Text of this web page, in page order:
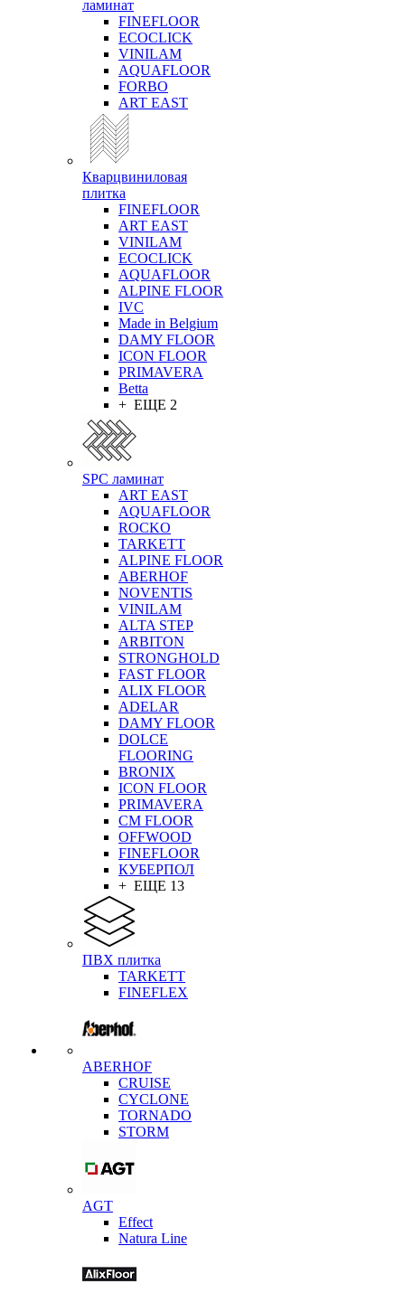
ламинат
FINEFLOOR
ECOCLICK
VINILAM
AQUAFLOOR
FORBO
ART EAST
Кварцвиниловая
плитка
FINEFLOOR
ART EAST
VINILAM
ECOCLICK
AQUAFLOOR
ALPINE FLOOR
IVC
Made in Belgium
DAMY FLOOR
ICON FLOOR
PRIMAVERA
Betta
+ ЕЩЕ 2
SPC ламинат
ART EAST
AQUAFLOOR
ROCKO
TARKETT
ALPINE FLOOR
ABERHOF
NOVENTIS
VINILAM
ALTA STEP
ARBITON
STRONGHOLD
FAST FLOOR
ALIX FLOOR
ADELAR
DAMY FLOOR
DOLCE
FLOORING
BRONIX
ICON FLOOR
PRIMAVERA
CM FLOOR
OFFWOOD
FINEFLOOR
КУБЕРПОЛ
+ ЕЩЕ 13
ПВХ плитка
TARKETT
FINEFLEX
ABERHOF
CRUISE
CYCLONE
TORNADO
STORM
AGT
Effect
Natura Line